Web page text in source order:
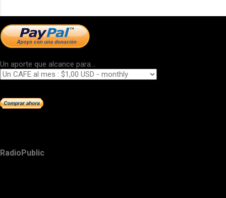
Un aporte que alcance para...
RadioPublic